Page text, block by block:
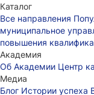
Каталог
Все направления
муниципальное
повышения
Академия
Об Академии Центр
Медиа
Блог Истории успеха